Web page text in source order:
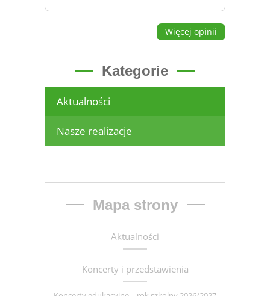
Więcej opinii
Kategorie
Aktualności
Nasze realizacje
Mapa strony
Aktualności
Koncerty i przedstawienia